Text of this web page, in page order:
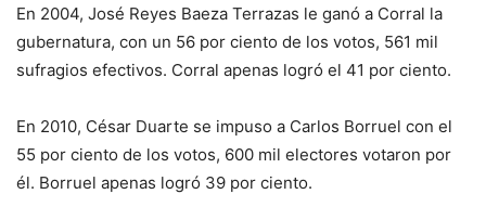
En 2004, José Reyes Baeza Terrazas le ganó a Corral la
gubernatura, con un 56 por ciento de los votos, 561 mil
sufragios efectivos. Corral apenas logró el 41 por ciento.
En 2010, César Duarte se impuso a Carlos Borruel con el
55 por ciento de los votos, 600 mil electores votaron por
él. Borruel apenas logró 39 por ciento.